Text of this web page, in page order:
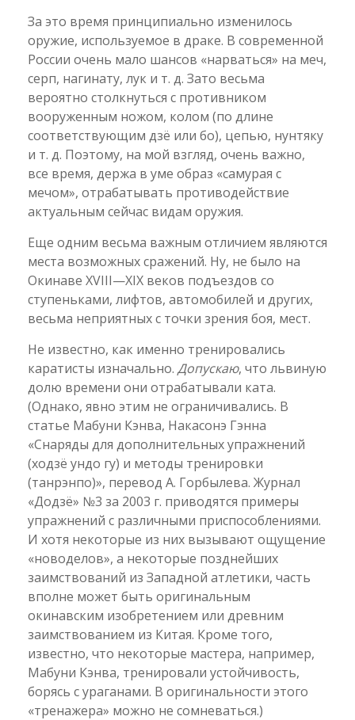
За это время принципиально изменилось
оружие, используемое в драке. В современной
России очень мало шансов «нарваться» на меч,
серп, нагинату, лук и т. д. Зато весьма
вероятно столкнуться с противником
вооруженным ножом, колом (по длине
соответствующим дзё или бо), цепью, нунтяку
и т. д. Поэтому, на мой взгляд, очень важно,
все время, держа в уме образ «самурая с
мечом», отрабатывать противодействие
актуальным сейчас видам оружия.
Еще одним весьма важным отличием являются
места возможных сражений. Ну, не было на
Окинаве XVIII—XIX веков подъездов со
ступеньками, лифтов, автомобилей и других,
весьма неприятных с точки зрения боя, мест.
Не известно, как именно тренировались
каратисты изначально. Допускаю, что львиную
долю времени они отрабатывали ката.
(Однако, явно этим не ограничивались. В
статье Мабуни Кэнва, Накасонэ Гэнна
«Снаряды для дополнительных упражнений
(ходзё ундо гу) и методы тренировки
(танрэнпо)», перевод А. Горбылева. Журнал
«Додзё» №3 за 2003 г. приводятся примеры
упражнений с различными приспособлениями.
И хотя некоторые из них вызывают ощущение
«новоделов», а некоторые позднейших
заимствований из Западной атлетики, часть
вполне может быть оригинальным
окинавским изобретением или древним
заимствованием из Китая. Кроме того,
известно, что некоторые мастера, например,
Мабуни Кэнва, тренировали устойчивость,
борясь с ураганами. В оригинальности этого
«тренажера» можно не сомневаться.)